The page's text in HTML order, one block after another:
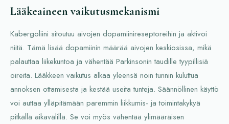
Lääkeaineen vaikutusmekanismi
Kabergoliini sitoutuu aivojen dopamiinireseptoreihin ja aktivoi
niitä. Tämä lisää dopamiinin määrää aivojen keskiosissa, mikä
palauttaa liikekuntoa ja vähentää Parkinsonin taudille tyypillisiä
oireita. Lääkkeen vaikutus alkaa yleensä noin tunnin kuluttua
annoksen ottamisesta ja kestää useita tunteja. Säännöllinen käyttö
voi auttaa ylläpitämään paremmin liikkumis- ja toimintakykyä
pitkällä aikavälillä. Se voi myös vähentää ylimääräisen